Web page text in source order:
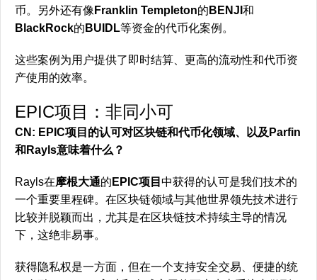
币。另外还有像 Franklin Templeton的 BENJI 和
BlackRock的 BUIDL等资金的代币化案例。
这些案例为用户提供了即时结算、更高的流动性和代币资
产使用的效率。
EPIC项目：非同小可
CN: EPIC项目的认可对区块链和代币化领域、以及Parfin
和Rayls意味着什么？
Rayls在摩根大通的 EPIC项目 中获得的认可是我们技术的
一个重要里程碑。在区块链领域与其他世界领先技术进行
比较并脱颖而出，尤其是在区块链技术持续主导的情况
下，这绝非易事。
获得隐私权是一方面，但在一个支持安全交易、便捷的统